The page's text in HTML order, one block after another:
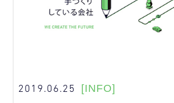
2019.06.25 [INFO]